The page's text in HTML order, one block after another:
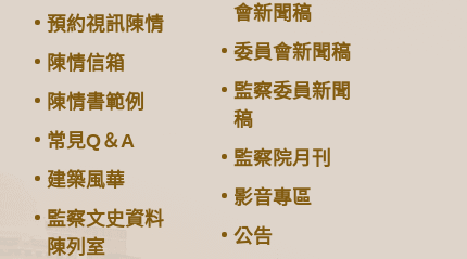
預約視訊陳情
陳情信箱
陳情書範例
常見Q＆A
建築風華
監察文史資料
陳列室
會新聞稿
委員會新聞稿
監察委員新聞
稿
監察院月刊
影音專區
公告